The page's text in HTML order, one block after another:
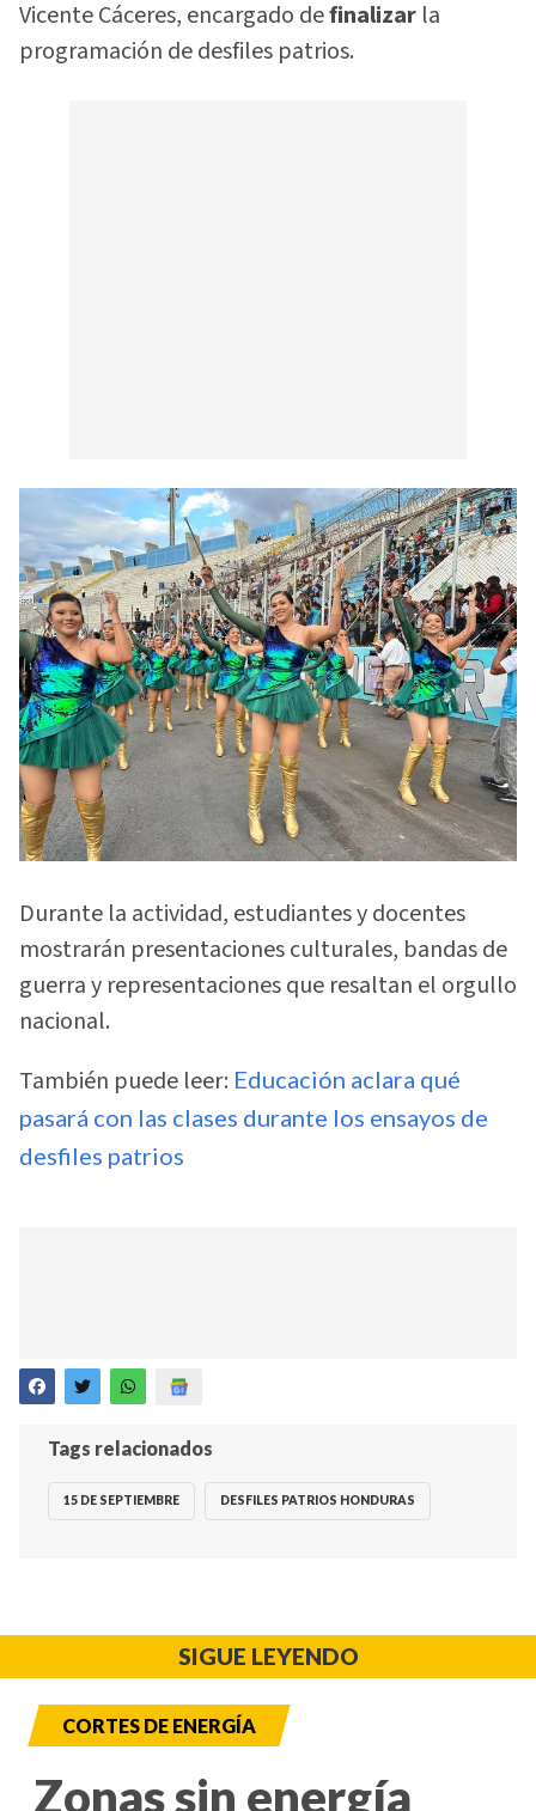
Vicente Cáceres, encargado definalizar la
programación de desfiles patrios.
Durante la actividad, estudiantes y docentes
mostrarán presentaciones culturales, bandas de
guerra y representaciones que resaltan el orgullo
nacional.
También puede leer: Educación aclara qué
pasará con las clases durante los ensayos de
desfiles patrios
Tags relacionados
15 DE SEPTIEMBRE DESFILES PATRIOS HONDURAS
SIGUE LEYENDO
CORTES DE ENERGÍA
Zonas sin energía